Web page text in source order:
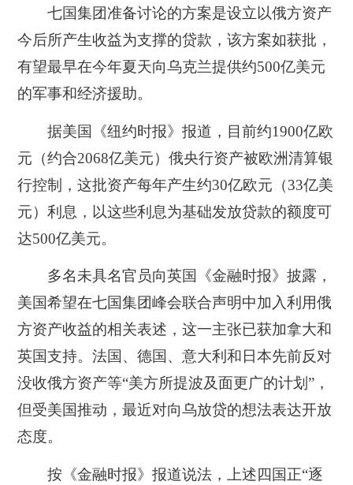
七国集团准备讨论的方案是设立以俄方资产
今后所产生收益为支撑的贷款，该方案如获批，
有望最早在今年夏天向乌克兰提供约500亿美元
的军事和经济援助。
据美国《纽约时报》报道，目前约1900亿欧
元（约合2068亿美元）俄央行资产被欧洲清算银
行控制，这批资产每年产生约30亿欧元（33亿美
元）利息，以这些利息为基础发放贷款的额度可
达500亿美元。
多名未具名官员向英国《金融时报》披露，
美国希望在七国集团峰会联合声明中加入利用俄
方资产收益的相关表述，这一主张已获加拿大和
英国支持。法国、德国、意大利和日本先前反对
没收俄方资产等“美方所提波及面更广的计划”，
但受美国推动，最近对向乌放贷的想法表达开放
态度。
按《金融时报》报道说法，上述四国正“逐